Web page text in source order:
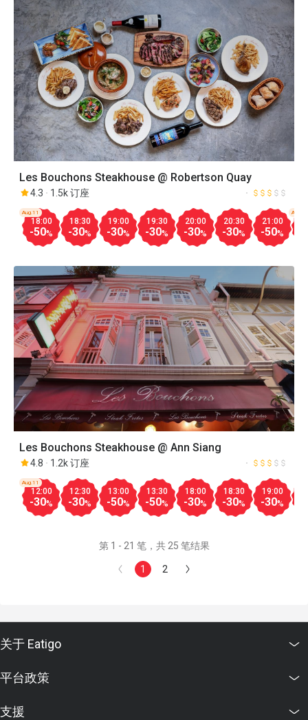
Les Bouchons Steakhouse @ Robertson Quay
4.3 1.5k 订座
18:00
-50%
Aug.11
18:30
-30%
19:00
-30%
19:30
-30%
20:00
-30%
20:30
-30%
21:00
-50%
Aug.12
Les Bouchons Steakhouse @ Ann Siang
4.8 1.2k 订座
12:00
-30%
Aug.11
12:30
-30%
13:00
-50%
13:30
-50%
18:00
-30%
18:30
-30%
19:00
-30%
第 1 - 21 笔，共 25 笔结果
1 2
关于 Eatigo
平台政策
支援